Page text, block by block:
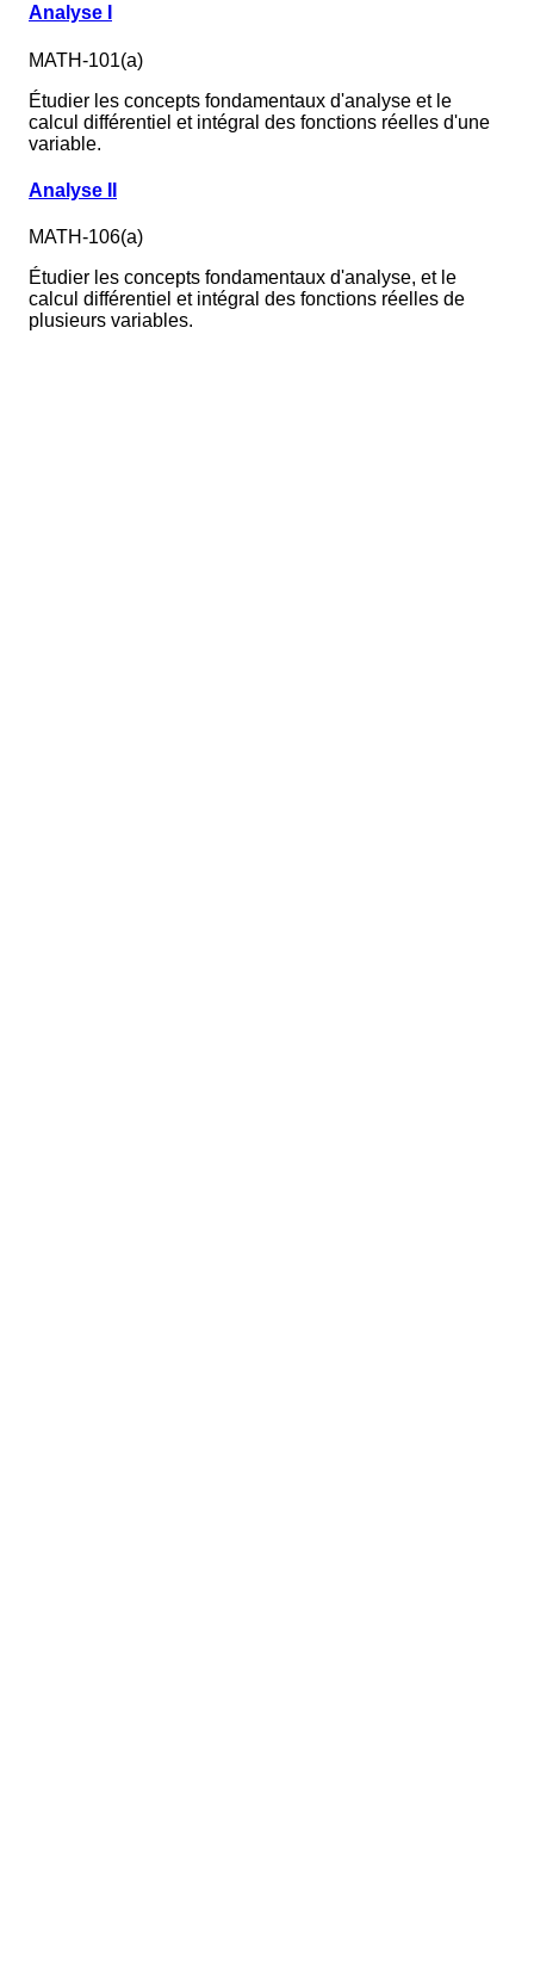
Analyse I
MATH-101(a)
Étudier les concepts fondamentaux d'analyse et le
calcul différentiel et intégral des fonctions réelles d'une
variable.
Analyse II
MATH-106(a)
Étudier les concepts fondamentaux d'analyse, et le
calcul différentiel et intégral des fonctions réelles de
plusieurs variables.